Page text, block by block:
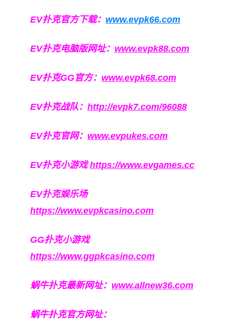
EV扑克官方下载： www.evpk66.com
EV扑克电脑版网址： www.evpk88.com
EV扑克GG官方： www.evpk68.com
EV扑克战队： http://evpk7.com/96088
EV扑克官网： www.evpukes.com
EV扑克小游戏https://www.evgames.cc
EV扑克娱乐场
https://www.evpkcasino.com
GG扑克小游戏
https://www.ggpkcasino.com
蜗牛扑克最新网址： www.allnew36.com
蜗牛扑克官方网址：